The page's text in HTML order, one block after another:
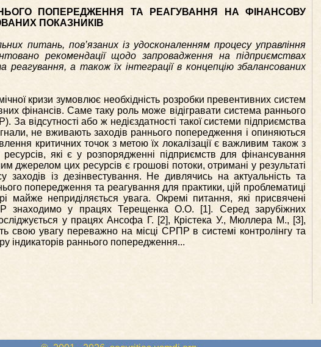
ПОПЕРЕДЖЕННЯ ТА РЕАГУВАННЯ НА ФІНАНСОВУ
ПОКАЗНИКІВ
питань, пов’язаних із удосконаленням процесу управління
рекомендації щодо запровадження на підприємствах
а також їх інтеграції в концепцію збалансованих
кризи зумовлює необхідність розробки превентивних систем
фінансів. Саме таку роль може відігравати система раннього
відсутності або ж недієздатності такої системи підприємства
не вживають заходів раннього попередження і опиняються
критичних точок з метою їх локалізації є важливим також з
які є у розпорядженні підприємств для фінансування
джерелом цих ресурсів є грошові потоки, отримані у результаті
заходів із дезінвестування. Не дивлячись на актуальність та
попередження та реагування для практики, цій проблематиці
майже неприділяється увага. Окремі питання, які присвячені
знаходимо у працях Терещенка О.О. [1]. Серед зарубіжних
у працях Ансофа Г. [2], Крістека У., Мюллера М., [3],
свою увагу переважно на місці СРПР в системі контролінгу та
індикаторів раннього попередження...